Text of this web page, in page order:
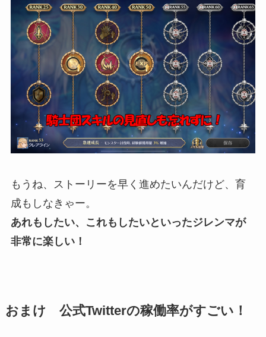
もうね、ストーリーを早く進めたいんだけど、育
成もしなきゃー。
あれもしたい、これもしたいといったジレンマが
非常に楽しい！
おまけ 公式Twitterの稼働率がすごい！